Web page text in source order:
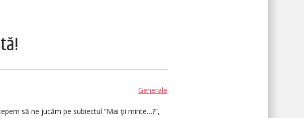
Generale
să ne jucăm pe subiectul “Mai ţii minte…?”,